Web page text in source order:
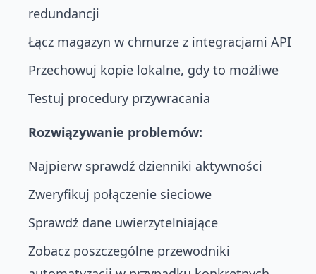
redundancji
Łącz magazyn w chmurze z integracjami API
Przechowuj kopie lokalne, gdy to możliwe
Testuj procedury przywracania
Rozwiązywanie problemów:
Najpierw sprawdź dzienniki aktywności
Zweryfikuj połączenie sieciowe
Sprawdź dane uwierzytelniające
Zobacz poszczególne przewodniki